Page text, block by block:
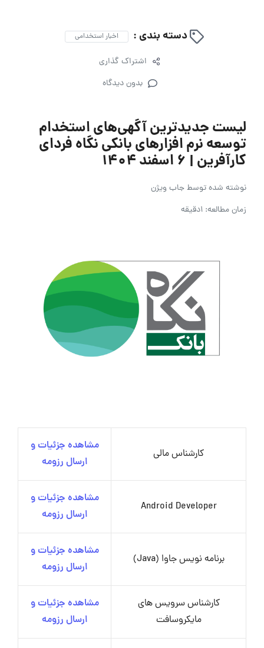
دسته بندی : اخبار استخدامی
اشتراک گذاری
بدون دیدگاه
لیست جدیدترین آگهی‌های استخدام
توسعه نرم افزارهای بانکی نگاه فردای
کارآفرین | ۶ اسفند ۱۴۰۴
نوشته شده توسطجاب ویژن
زمان مطالعه: 1دقیقه
کارشناس مالی
مشاهده جزئیات و
ارسال رزومه
Android Developer
مشاهده جزئیات و
ارسال رزومه
برنامه نویس جاوا (Java)
مشاهده جزئیات و
ارسال رزومه
کارشناس سرویس های
مایکروسافت
مشاهده جزئیات و
ارسال رزومه